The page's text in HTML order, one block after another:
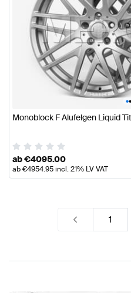
••
Monoblock F Alufelgen Liquid
ab€4095.00
ab€4954.95incl. 21% LV VAT